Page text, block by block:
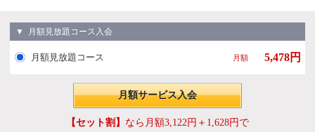
▼ 月額見放題コース入会
月額見放題コース 月額 5,478円
月額サービス入会
【セット割】 なら月額3,122円＋1,628円で